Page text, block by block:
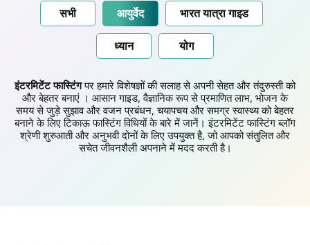
सभी आयुर्वेद भारत यात्रा गाइड
ध्यान योग
इंटरमिटेंट फास्टिंगपर हमारे विशेषज्ञों की सलाह से अपनी सेहत और तंदुरुस्ती को
और बेहतर बनाएं । आसान गाइड, वैज्ञानिक रूप से प्रमाणित लाभ, भोजन के
समय से जुड़े सुझाव और वजन प्रबंधन, चयापचय और समग्र स्वास्थ्य को बेहतर
बनाने के लिए टिकाऊ फास्टिंग विधियों के बारे में जानें। इंटरमिटेंट फास्टिंग ब्लॉग
श्रेणी शुरुआती और अनुभवी दोनों के लिए उपयुक्त है, जो आपको संतुलित और
सचेत जीवनशैली अपनाने में मदद करती है।